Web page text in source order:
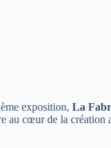
exposition, La
cœur de la